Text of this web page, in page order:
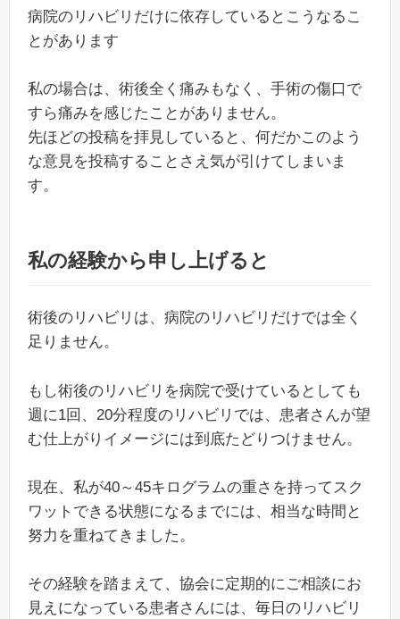
病院のリハビリだけに依存しているとこうなるこ
とがあります
私の場合は、術後全く痛みもなく、手術の傷口で
すら痛みを感じたことがありません。
先ほどの投稿を拝見していると、何だかこのよう
な意見を投稿することさえ気が引けてしまいま
す。
私の経験から申し上げると
術後のリハビリは、病院のリハビリだけでは全く
足りません。
もし術後のリハビリを病院で受けているとしても
週に1回、20分程度のリハビリでは、患者さんが望
む仕上がりイメージには到底たどりつけません。
現在、私が40～45キログラムの重さを持ってスク
ワットできる状態になるまでには、相当な時間と
努力を重ねてきました。
その経験を踏まえて、協会に定期的にご相談にお
見えになっている患者さんには、毎日のリハビリ